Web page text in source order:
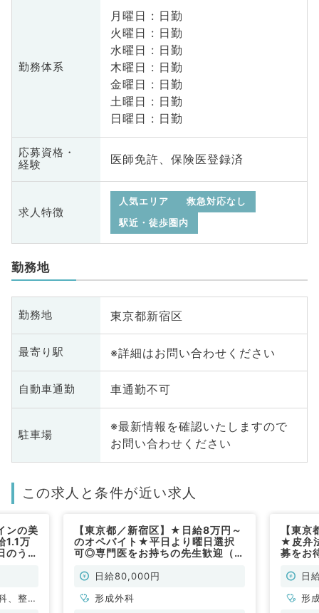
勤務体系
月曜日 : 日勤
火曜日 : 日勤
水曜日 : 日勤
木曜日 : 日勤
金曜日 : 日勤
土曜日 : 日勤
日曜日 : 日勤
応募資格・
経験
医師免許、保険医登録済
求人特徴
人気エリア
救急対応なし
駅近・徒歩圏内
勤務地
勤務地 東京都新宿区
最寄り駅 ※詳細はお問い合わせください
自動車通勤 車通勤不可
駐車場
※最新情報を確認いたしますので
お問い合わせください
この求人と条件が近い求人
ンの美
1.1万
のうち
、整形
【東京都／新宿区】★日給8万円～
のオペバイト★平日より曜日選択
可◎専門医をお持ちの先生歓迎（形
日給80,000円
形成外科
【東
★皮弁
募をお
ニッ日
形